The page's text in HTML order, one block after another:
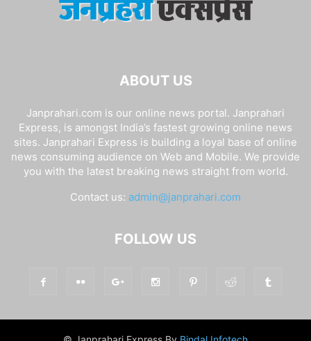
ABOUT US
Janprahari.com is our online news portal. Janprahari
Express, is amongst India’s fastest growing online news
sites. Janprahari Express is building a loyal base of online
news consuming audience on Web and Mobile. We provide
you with the latest breaking news straight from world.
Contact us: admin@janprahari.com
FOLLOW US